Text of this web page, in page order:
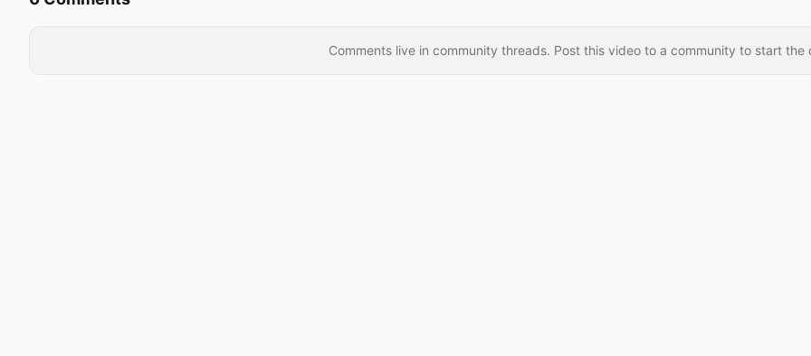
Comments live in community threads. Post this video to a community to start the